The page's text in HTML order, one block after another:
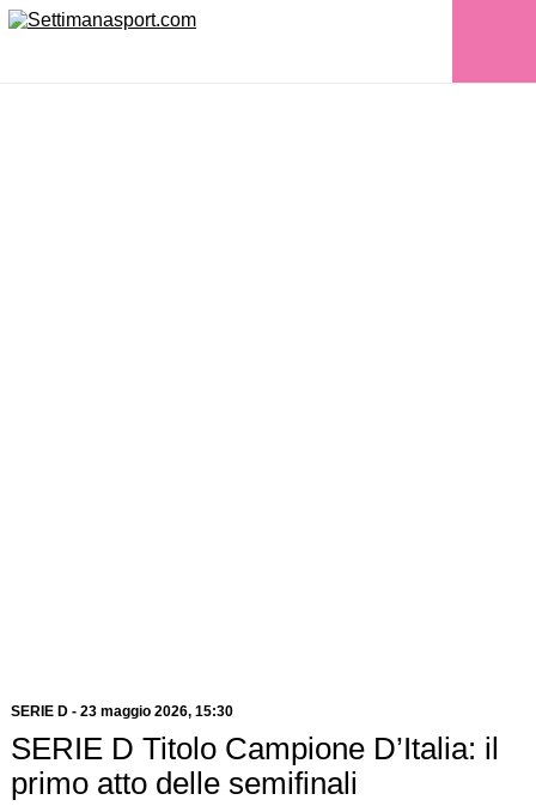
SERIE D- 23 maggio 2026, 15:30
SERIE D Titolo Campione D’Italia: il
primo atto delle semifinali